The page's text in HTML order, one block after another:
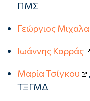
ΠΜΣ
Γεώργιος
Ιωάννης Καρράς
Μαρία Τσίγκου
ΤΞΓΜΔ